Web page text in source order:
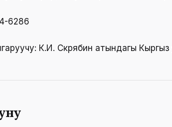
6286
К.И. Скрябин атындагы